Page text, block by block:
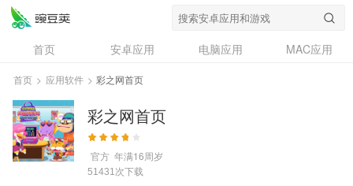
首页 安卓应用 电脑应用
MAC应用
资讯
专题
问答
首页 > 应用软件 > 彩之网首页
彩之网首页
官方 年满16周岁
51431次下载